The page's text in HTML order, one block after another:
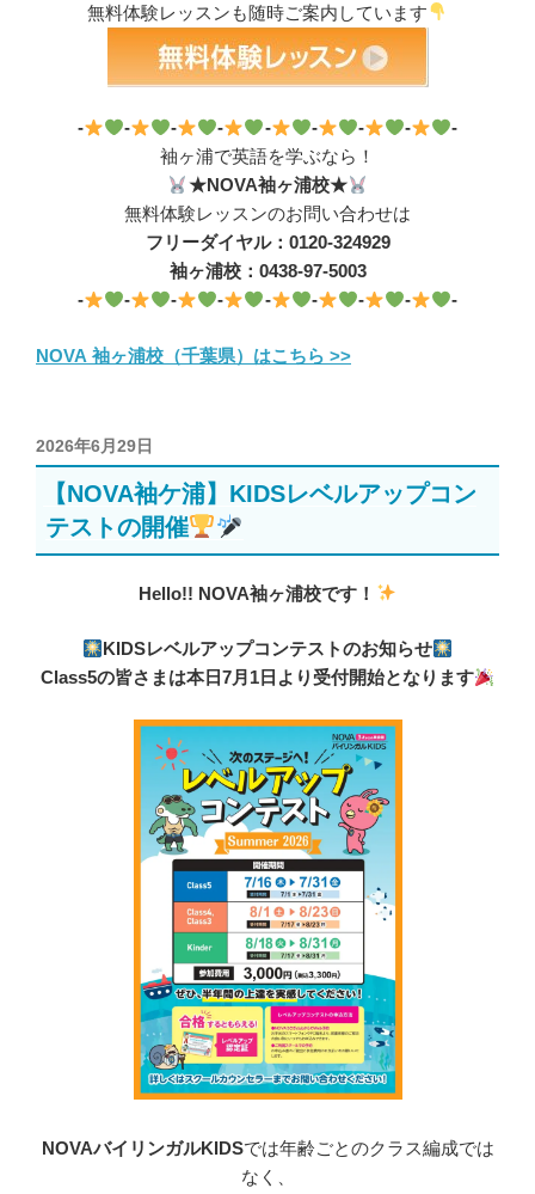
無料体験レッスンも随時ご案内しています
- - - - - - - -
-
袖ヶ浦で英語を学ぶなら！
★NOVA袖ヶ浦校★
無料体験レッスンのお問い合わせは
フリーダイヤル：0120-324929
袖ヶ浦校：0438-97-5003
-
- - - - - - - -
NOVA 袖ヶ浦校（千葉県）はこちら >>
投
稿
2026年6月29日
【NOVA袖ケ浦】KIDSレベルアップコン
テストの開催
Hello!! NOVA袖ヶ浦校です！
KIDSレベルアップコンテストのお知らせ
Class5の皆さまは本日7月1日より受付開始となります
NOVAバイリンガルKIDSでは年齢ごとのクラス編成では
なく、